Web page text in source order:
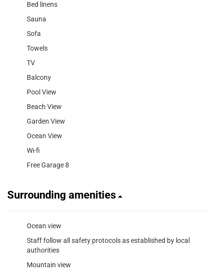
Bed linens
Sauna
Sofa
Towels
TV
Balcony
Pool View
Beach View
Garden View
Ocean View
Wi-fi
Free Garage 8
Surrounding amenities
Ocean view
Staff follow all safety protocols as established by local
authorities
Mountain view